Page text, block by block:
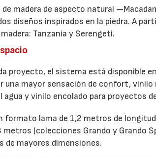
madera de aspecto natural
diseños inspirados en la piedra. A
Tanzania y Serengeti.
proyecto, el sistema está disponible
una mayor sensación de confort, vinilo
y vinilo encolado para proyectos
formato lama de 1,2 metros de
(colecciones Grando y Grando
de mayores dimensiones.